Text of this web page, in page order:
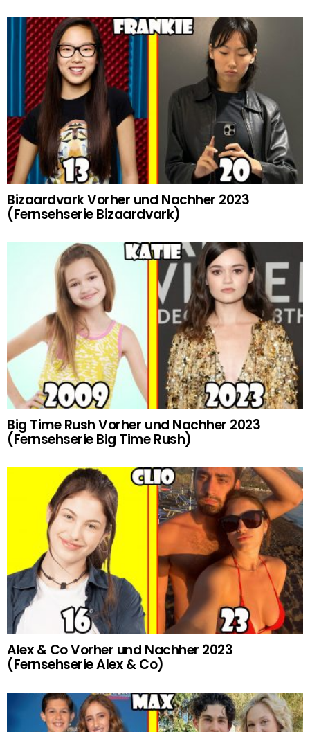
Bizaardvark Vorher und Nachher 2023
(Fernsehserie Bizaardvark)
Big Time Rush Vorher und Nachher 2023
(Fernsehserie Big Time Rush)
Alex & Co Vorher und Nachher 2023
(Fernsehserie Alex & Co)